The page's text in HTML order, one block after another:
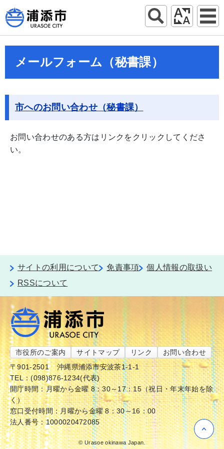
メールフォーム（秘書課）
市へのお問い合わせ（秘書課）
お問い合わせのある方はリンクをクリックしてくださ
い。
サイトの利用について 免責事項
個人情報の取扱い
RSSについて
市役所のご案内 サイトマップ リンク
お問い合わせ
〒901-2501
沖縄県浦添市安波茶1-1-1
TEL：(098)876-1234(代表)
開庁時間：月曜から金曜 8：30～17：15（祝日・年末年始を除
く）
窓口受付時間：月曜から金曜 8：30～16：00
法人番号：1000020472085
© Urasoe okinawa Japan.